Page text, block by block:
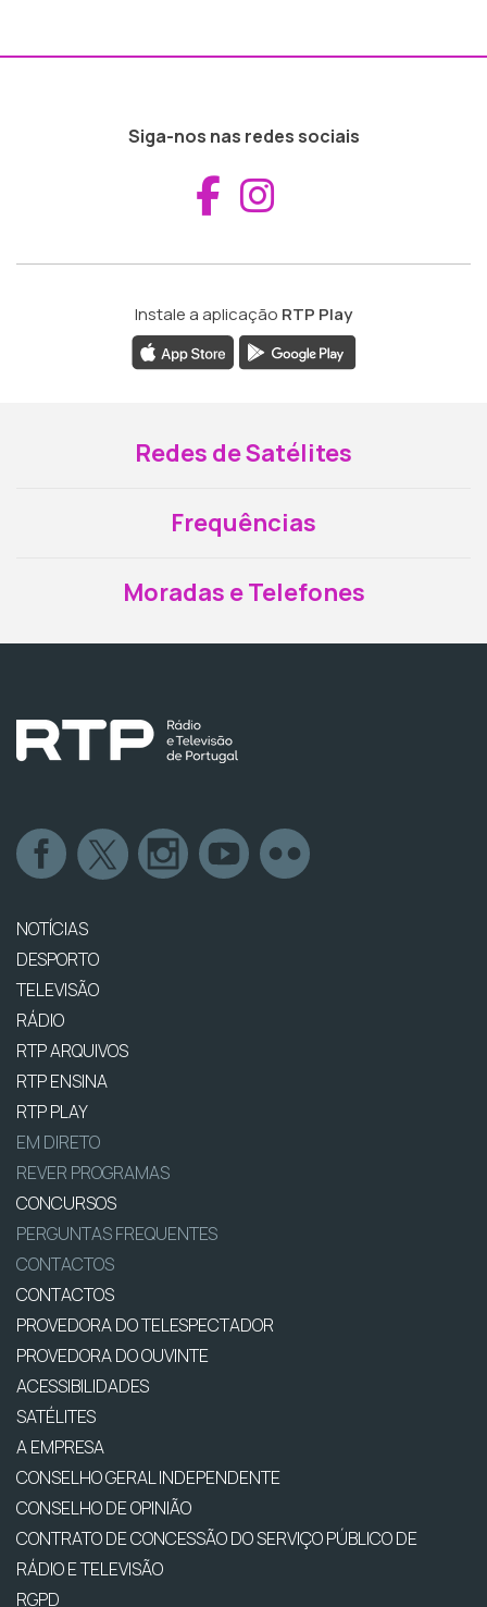
Siga-nos nas redes sociais
Aceder ao
Instale a aplicação RTP Play
Redes de Satélites
Frequências
Moradas e Telefones
NOTÍCIAS
DESPORTO
TELEVISÃO
RÁDIO
RTP ARQUIVOS
RTP ENSINA
RTP PLAY
EM DIRETO
REVER PROGRAMAS
CONCURSOS
PERGUNTAS FREQUENTES
CONTACTOS
CONTACTOS
PROVEDORA DO TELESPECTADOR
PROVEDORA DO OUVINTE
ACESSIBILIDADES
SATÉLITES
A EMPRESA
CONSELHO GERAL INDEPENDENTE
CONSELHO DE OPINIÃO
CONTRATO DE CONCESSÃO DO SERVIÇO PÚBLICO DE
RÁDIO E TELEVISÃO
RGPD